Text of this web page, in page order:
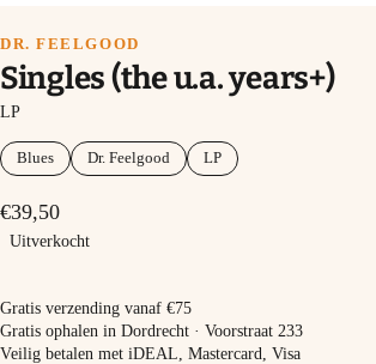
DR. FEELGOOD
Singles (the u.a. years+)
LP
Blues Dr. Feelgood LP
€39,50
Uitverkocht
Uitverkocht
Gratis verzending vanaf €75
Gratis ophalen in Dordrecht · Voorstraat 233
Veilig betalen met iDEAL, Mastercard, Visa